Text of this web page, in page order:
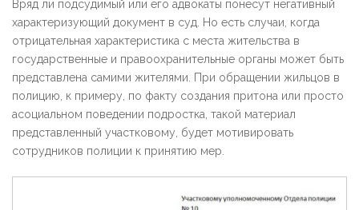
Вряд ли подсудимый или его адвокаты понесут негативный
характеризующий документ в суд. Но есть случаи, когда
отрицательная характеристика с места жительства в
государственные и правоохранительные органы может быть
представлена самими жителями. При обращении жильцов в
полицию, к примеру, по факту создания притона или просто
асоциальном поведении подростка, такой материал
представленный участковому, будет мотивировать
сотрудников полиции к принятию мер.